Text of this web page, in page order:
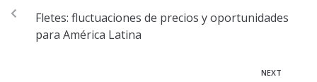
Fletes: fluctuaciones de precios y oportunidades
para América Latina
NEXT